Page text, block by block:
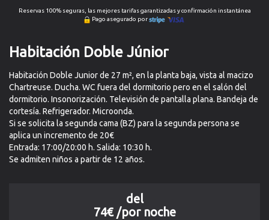
Reservas 100% seguras, las mejores tarifas garantizadas y confirmación instantánea
Pago asegurado por
Habitación Doble Júnior
Habitación Doble Junior de 27 m², en la planta baja, vista al macizo
Chartreuse. Ducha. WC fuera del dormitorio pero en el salón del
dormitorio. Insonorización. Televisión de pantalla plana. Bandeja de
cortesía. Refrigerador. Microonda.
Si se solicita la segunda cama (BZ) para la segunda persona se
aplica un incremento de 20€
Entrada: 17:00/20:00 h. Salida: 10:30 h.
Se admiten niños a partir de 12 años.
del
74€/por noche